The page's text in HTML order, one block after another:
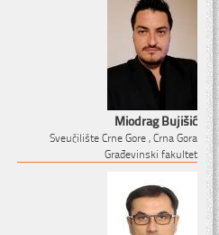
Miodrag Bujišić
Sveučilište Crne Gore , Crna Gora
Građevinski fakultet